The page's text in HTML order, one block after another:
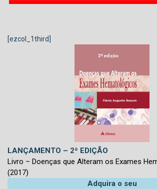
[ezcol_1third]
LANÇAMENTO – 2ª EDIÇÃO
Livro – Doenças que Alteram os Exames
(2017)
Adquira o seu